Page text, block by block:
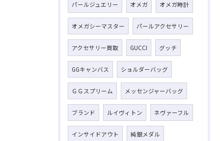
パールジュエリー オメガ オメガ時計
オメガシーマスター パールアクセサリー
アクセサリー買取 GUCCI グッチ
GGキャンバス ショルダーバッグ
ＧＧスプリーム メッセンジャーバッグ
ブランド ルイヴィトン ネヴァーフル
インサイドアウト 純銀メダル